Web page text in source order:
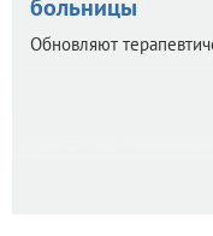
больницы
Обновляют